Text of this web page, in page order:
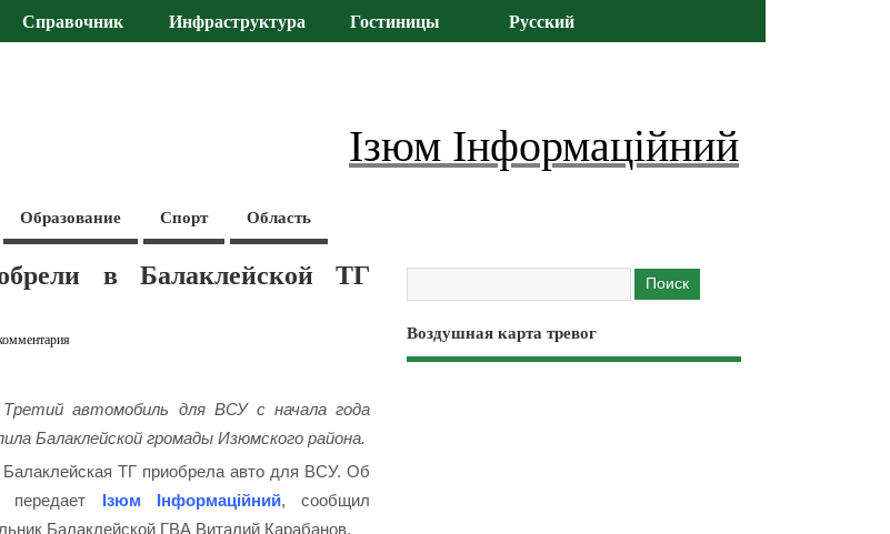
Справочник Инфраструктура Гостиницы Русский
Ізюм Інформаційний
Образование Спорт Область
в Балаклейской ТГ
Третий автомобиль для ВСУ с начала года
Балаклейской громады Изюмского района.
Балаклейская ТГ приобрела авто для ВСУ. Об
передает Ізюм Інформаційний, сообщил
Балаклейской ГВА Виталий Карабанов.
Воздушная карта тревог